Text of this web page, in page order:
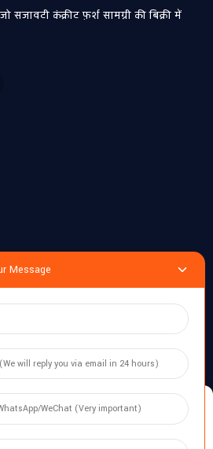
सजावटी कंक्रीट फ़र्श सामग्री की बिक्री में
बिल्डिंग 10, पुजियांग झिगु, नंबर 1188
मिनहांग जिला, शंघाई, चीन
Message
Cookie Consent
experience. Cookie files help us to enhance